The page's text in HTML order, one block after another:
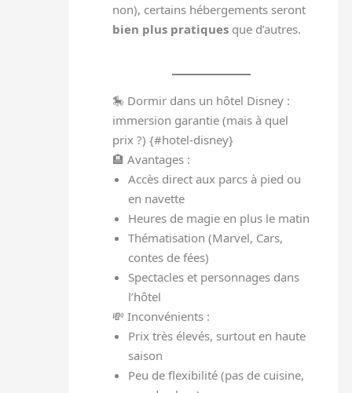
non), certains hébergements seront
bien plus pratiques que d’autres.
🎠 Dormir dans un hôtel Disney :
immersion garantie (mais à quel
prix ?) {#hotel-disney}
🏨 Avantages :
Accès direct aux parcs à pied ou
en navette
Heures de magie en plus le matin
Thématisation (Marvel, Cars,
contes de fées)
Spectacles et personnages dans
l’hôtel
💸 Inconvénients :
Prix très élevés, surtout en haute
saison
Peu de flexibilité (pas de cuisine,